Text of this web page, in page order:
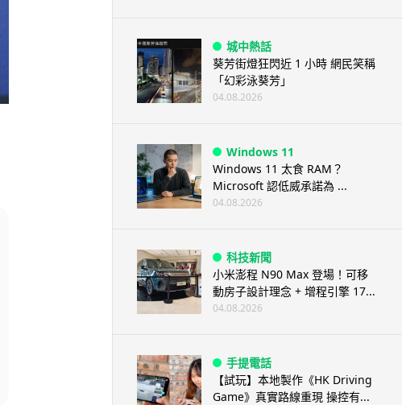
城中熱話
葵芳街燈狂閃近 1 小時 網民笑稱
「幻彩泳葵芳」
04.08.2026
Windows 11
Windows 11 太食 RAM？
Microsoft 認低威承諾為 ...
04.08.2026
科技新聞
小米澎程 N90 Max 登場！可移
動房子設計理念 + 增程引擎 17...
04.08.2026
手提電話
【試玩】本地製作《HK Driving
Game》真實路線重現 操控有...